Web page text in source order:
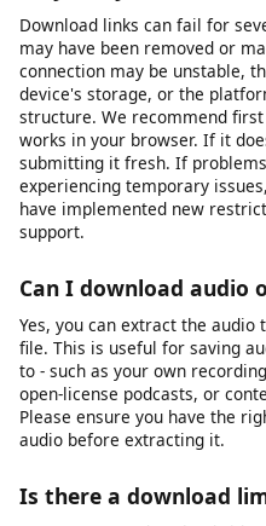
Yes, your privacy and data
HTTPS encryption for all
browser and our servers. The
temporarily on our servers to
not permanently stored. We
share it with third parties for
privacy policy details exactly
used. We recommend
Why is my download
Download links can fail for
may have been removed or
connection may be unstable,
device's storage, or the
structure. We recommend
works in your browser. If it
submitting it fresh. If
experiencing temporary
support.